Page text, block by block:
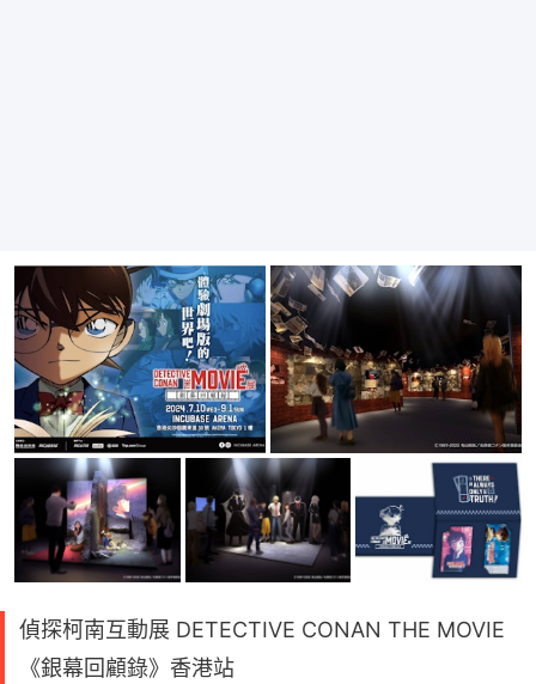
偵探柯南互動展 DETECTIVE CONAN THE MOVIE
《銀幕回顧錄》香港站